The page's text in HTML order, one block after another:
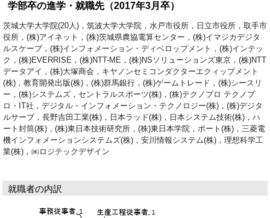
学部卒の進学・就職先（2017年3月卒）
茨城大学大学院(20人)，筑波大学大学院，水戸市役所，日立市役所，取手市
役所，(株)アイネット，(株)茨城県農協電算センター，(株)イマジカデジタ
ルスケープ，(株)インフォメーション・ディベロップメント，(株)インテッ
ク，(株)EVERRISE，(株)NTT-ME，(株)NSソリューションズ東京，(株)NTT
データアイ，(株)大塚商会，キヤノンセミコンダクターエクィップメント
(株)，教育開発出版(株)，(株)群馬銀行，(株)ゲームトレード，(株)シースリ
ー，(株)システムズ，セントラルスポーツ(株)，(株)テクノプロ テクノプ
ロ・IT社，デジタル・インフォメーション・テクノロジー(株)，(株)デジタ
ルサーブ，長野吉田工業(株)，日本ラッド(株)，日本システム技術(株)，ハ
ート封筒(株)，(株)東日本技術研究所，(株)東日本学院，ポート(株)，三菱電
機インフォメーションシステムズ(株)，安川情報システム(株)，理想科学工
業(株)，㈱ロジテックデザイン
就職者の内訳